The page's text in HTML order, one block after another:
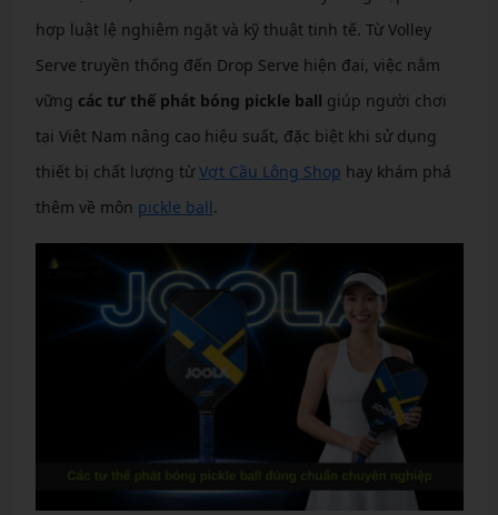
hợp luật lệ nghiêm ngặt và kỹ thuật tinh tế. Từ Volley
Serve truyền thống đến Drop Serve hiện đại, việc nắm
vững các tư thế phát bóng pickle ball giúp người chơi
tại Việt Nam nâng cao hiệu suất, đặc biệt khi sử dụng
thiết bị chất lượng từVợt Cầu Lông Shop hay khám phá
thêm về môn pickle ball.